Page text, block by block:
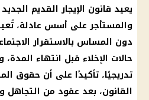
يعيد قانون الإيجار القديم الجديد
والمستأجرعلى أسس عادلة، تُعيد
دون المساس بالاستقرار
حالات الإخلاء قبل انتهاء المدة،
تدريجيًا، تأكيدًا على أن حقوق
القانون، بعد عقود من التجاهل